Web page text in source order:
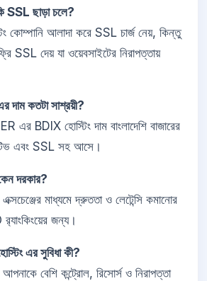
SSL ছাড়া চলে?
কোম্পানি আলাদা করে SSL চার্জ নেয়, কিন্তু
দেয় যা ওয়েবসাইটের নিরাপত্তায়
দাম কতটা সাশ্রয়ী?
BDIX হোস্টিং দাম বাংলাদেশি বাজারের
এবং SSL সহ আসে।
দরকার?
মাধ্যমে দ্রুততা ও লেটেন্সি কমানোর
জন্য।
এর সুবিধা কী?
বেশি কন্ট্রোল, রিসোর্স ও নিরাপত্তা